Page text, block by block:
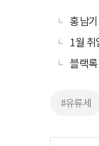
홍남
1월
블랙
#유류세